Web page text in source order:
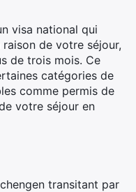
visa national qui
de votre séjour,
de trois mois. Ce
catégories de
comme permis de
votre séjour en
transitant par